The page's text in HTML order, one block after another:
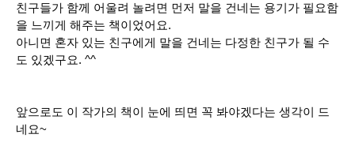
친구들가 함께 어울려 놀려면 먼저 말을 건네는 용기가 필요함
을 느끼게 해주는 책이었어요.
아니면 혼자 있는 친구에게 말을 건네는 다정한 친구가 될 수
도 있겠구요. ^^
앞으로도 이 작가의 책이 눈에 띄면 꼭 봐야겠다는 생각이 드
네요~